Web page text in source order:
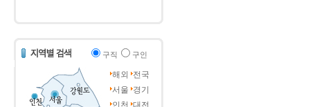
구직 구인
해외
전국
서울 경기
인천 대전